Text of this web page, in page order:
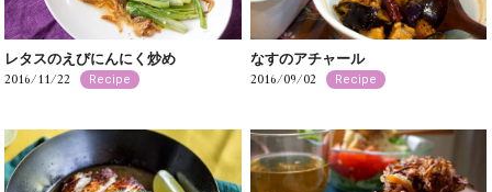
レタスのえびにんにく炒め
2016/11/22 Recipe
なすのアチャール
2016/09/02 Recipe